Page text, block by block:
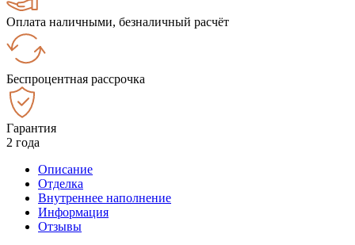
Оплата наличными, безналичный расчёт
Беспроцентная рассрочка
Гарантия
2 года
Описание
Отделка
Внутреннее наполнение
Информация
Отзывы